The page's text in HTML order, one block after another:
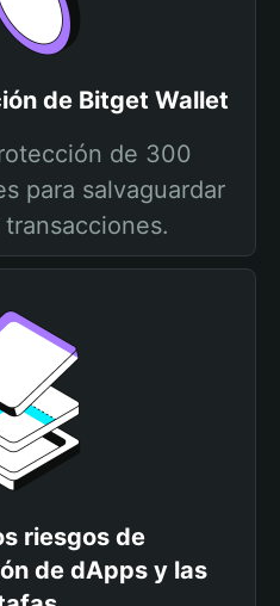
de Bitget Wallet
de 300
para salvaguardar
riesgos de
de dApps y las